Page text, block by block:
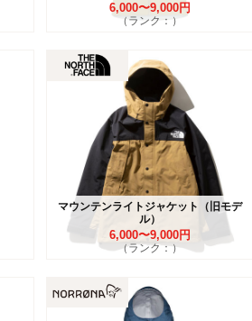
6,000〜9,000円
（ランク：）
マウンテンライトジャケット（旧モデ
ル）
6,000〜9,000円
（ランク：）